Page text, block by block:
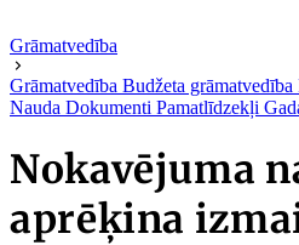
Grāmatvedība
Grāmatvedība Budžeta grāmatvedība
Nauda Dokumenti Pamatlīdzekļi
Nokavējuma
aprēķina